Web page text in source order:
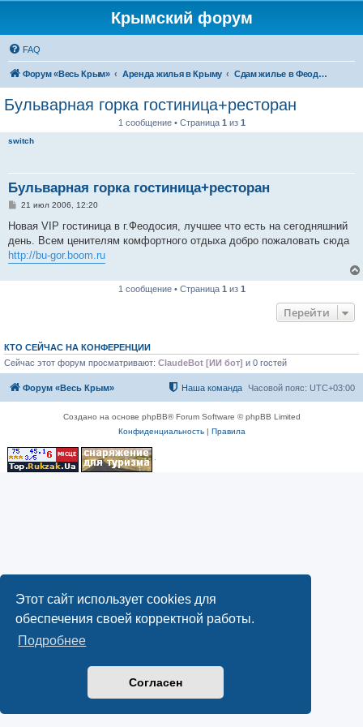
Этот сайт использует cookies для
обеспечения своей корректной работы.
Подробнее
Согласен
Крымский форум
FAQ
Форум «Весь Крым» Аренда жилья в Крыму Сдам жилье в Феодосии - аренда жилья от хозяев
Бульварная горка гостиница+ресторан
1 сообщение • Страница 1 из 1
switch
Бульварная горка гостиница+ресторан
С
о
щ
е
н
е
21 июл 2006, 12:20
Новая VIP гостиница в г.Феодосия, лучшее что есть на сегодняшний
день. Всем ценителям комфортного отдыха добро пожаловать сюда
http://bu-gor.boom.ru
1 сообщение • Страница 1 из 1
Перейти
КТО СЕЙЧАС НА КОНФЕРЕНЦИИ
Сейчас этот форум просматривают: ClaudeBot [ИИ бот] и 0 гостей
Форум «Весь Крым» Часовой пояс: UTC+03:00
Наша команда
Создано на основе phpBB® Forum Software © phpBB Limited
Конфиденциальность| Правила